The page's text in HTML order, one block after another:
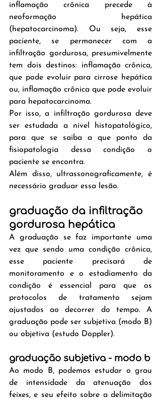
inflamação crônica precede à
neoformação hepática
(hepatocarcinoma). Ou seja, esse
paciente, se permanecer com a
infiltração gordurosa, presumivelmente
tem dois destinos: inflamação crônica,
que pode evoluir para cirrose hepática
ou, inflamação crônica que pode evoluir
para hepatocarcinoma.
Por isso, a infiltração gordurosa deve
ser estudada a nível histopatológico,
para que se saiba a que ponto da
fisiopatologia dessa condição o
paciente se encontra.
Além disso, ultrassonograficamente, é
necessário graduar essa lesão.
graduação da infiltração
gordurosa hepática
A graduação se faz importante uma
vez que sendo uma condição crônica,
esse paciente precisará de
monitoramento e o estadiamento da
condição é essencial para que os
protocolos de tratamento sejam
ajustados ao decorrer do tempo. A
graduação pode ser subjetiva (modo B)
ou objetiva (estudo Doppler).
graduação subjetiva - modo b
Ao modo B, podemos estudar o grau
de intensidade da atenuação dos
feixes, e seu efeito sobre a delimitação